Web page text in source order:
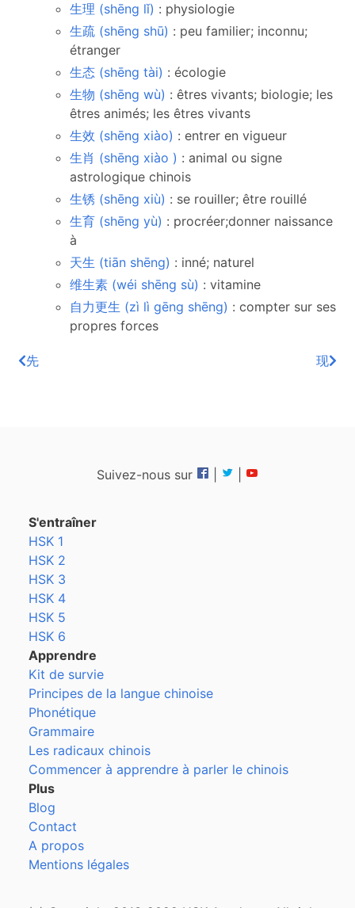
生理 (shēng lǐ) : physiologie
生疏 (shēng shū) : peu familier; inconnu;
étranger
生态 (shēng tài) : écologie
生物 (shēng wù) : êtres vivants; biologie; les
êtres animés; les êtres vivants
生效 (shēng xiào) : entrer en vigueur
生肖 (shēng xiào ) : animal ou signe
astrologique chinois
生锈 (shēng xiù) : se rouiller; être rouillé
生育 (shēng yù) : procréer;donner naissance
à
天生 (tiān shēng) : inné; naturel
维生素 (wéi shēng sù) : vitamine
自力更生 (zì lì gēng shēng) : compter sur ses
propres forces
先 现
Suivez-nous sur
S'entraîner
HSK 1
HSK 2
HSK 3
HSK 4
HSK 5
HSK 6
Apprendre
Kit de survie
Principes de la langue chinoise
Phonétique
Grammaire
Les radicaux chinois
Commencer à apprendre à parler le chinois
Plus
Blog
Contact
A propos
Mentions légales